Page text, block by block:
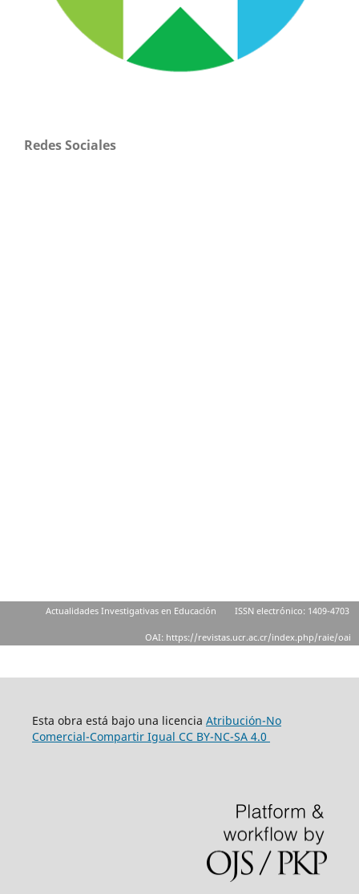
Redes Sociales
Actualidades Investigativas en Educación ISSN electrónico: 1409-4703
OAI: https://revistas.ucr.ac.cr/index.php/raie/oai
Esta obra está bajo una licencia Atribución-No
Comercial-Compartir Igual CC BY-NC-SA 4.0